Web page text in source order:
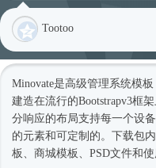
Tootoo
Minovate是高级管理系统模
建造在流行的Bootstrapv3框
分响应的布局支持每一个设
的元素和可定制的。下载包内
板
、商城模板、PSD文件和